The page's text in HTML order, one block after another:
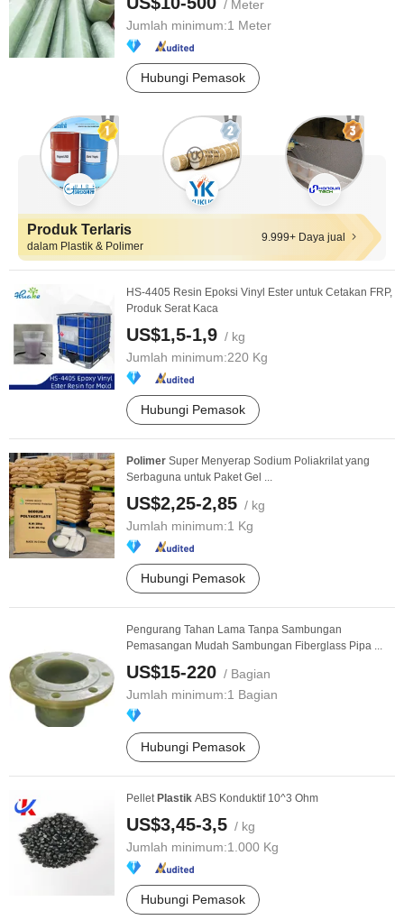
/ Meter
Jumlah minimum:1 Meter
Hubungi Pemasok
Produk Terlaris
dalam Plastik & Polimer
9.999+ Daya jual
HS-4405 Resin Epoksi Vinyl Ester untuk Cetakan FRP,
Produk Serat Kaca
US$1,5-1,9 / kg
Jumlah minimum:220 Kg
Hubungi Pemasok
Polimer Super Menyerap Sodium Poliakrilat yang
Serbaguna untuk Paket Gel ...
US$2,25-2,85 / kg
Jumlah minimum:1 Kg
Hubungi Pemasok
Pengurang Tahan Lama Tanpa Sambungan
Pemasangan Mudah Sambungan Fiberglass Pipa ...
US$15-220 / Bagian
Jumlah minimum:1 Bagian
Hubungi Pemasok
Pellet Plastik ABS Konduktif 10^3 Ohm
US$3,45-3,5 / kg
Jumlah minimum:1.000 Kg
Hubungi Pemasok